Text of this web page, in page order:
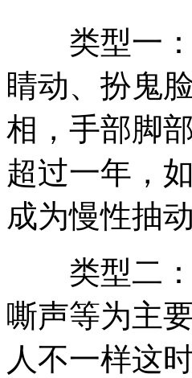
类型一：
睛动、扮鬼
相，手部脚
超过一年，
成为慢性抽动
类型二：
嘶声等为主
人不一样这